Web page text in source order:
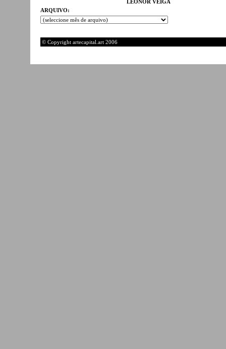
LEONOR VEIGA
ARQUIVO:
© Copyright artecapital.art 2006